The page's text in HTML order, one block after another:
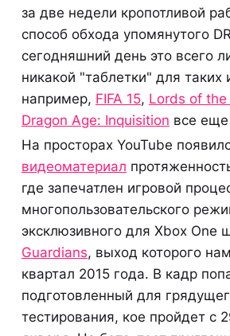
за две недели кропотливой
способ обхода упомянутого
сегодняшний день это всего
никакой "таблетки" для таких
например, FIFA 15, Lords of the
Dragon Age: Inquisition все еще
На просторах YouTube
видеоматериал
где запечатлен игровой
многопользовательского
эксклюзивного для Xbox One
Guardians, выход которого
квартал 2015 года. В кадр
подготовленный для
тестирования, кое пройдет с